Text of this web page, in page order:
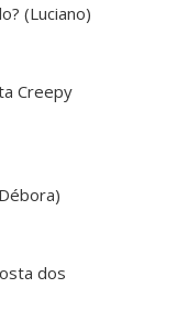
(Luciano)
Creepy
dos